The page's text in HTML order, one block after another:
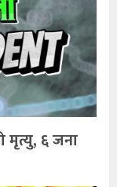
मृत्यु, ६ जना